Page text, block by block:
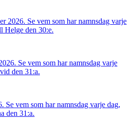
2026. Se vem som har namnsdag varje
Helge den 30:e.
Se vem som har namnsdag varje
den 31:a.
Se vem som har namnsdag varje dag,
den 31:a.